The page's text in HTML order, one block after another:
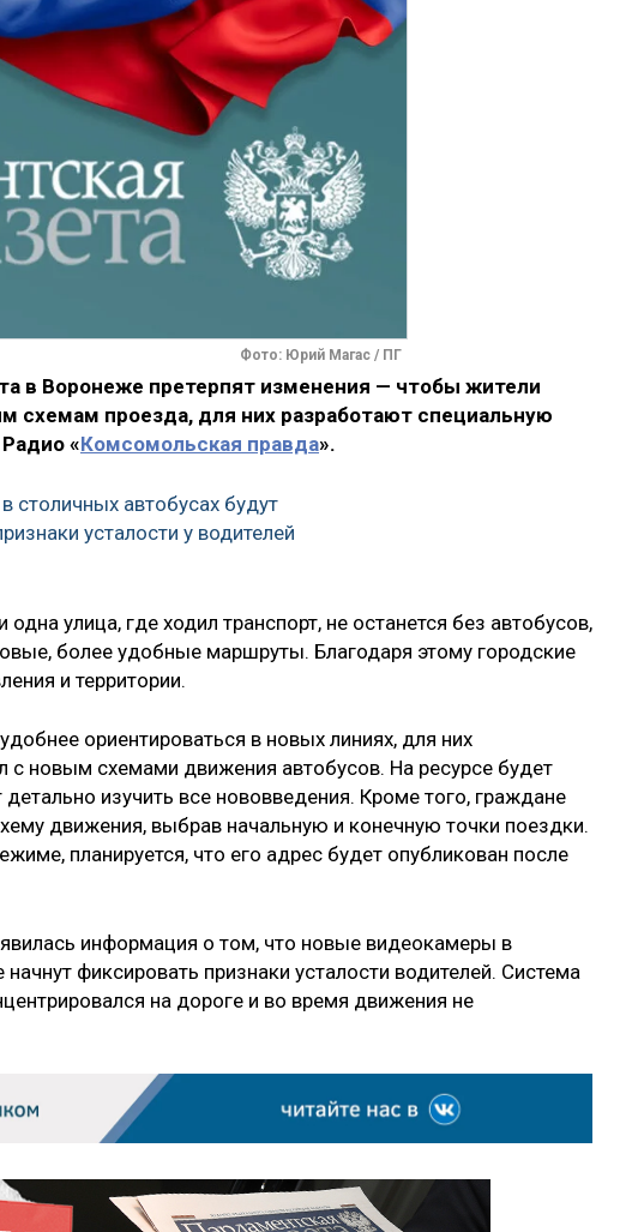
Фото: Юрий Магас / ПГ
в Воронеже претерпят изменения — чтобы жители
схемам проезда, для них разработают специальную
«Комсомольская правда».
столичных автобусах будут
усталости у водителей
улица, где ходил транспорт, не останется без автобусов,
более удобные маршруты. Благодаря этому городские
и территории.
ориентироваться в новых линиях, для них
с новым схемами движения автобусов. На ресурсе будет
изучить все нововведения. Кроме того, граждане
движения, выбрав начальную и конечную точки поездки.
планируется, что его адрес будет опубликован после
информация о том, что новые видеокамеры в
фиксировать признаки усталости водителей. Система
на дороге и во время движения не